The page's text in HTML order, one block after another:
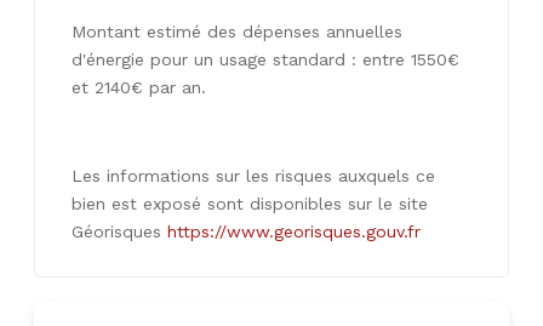
Montant estimé des dépenses annuelles
d'énergie pour un usage standard : entre 1550€
et 2140€ par an.
Les informations sur les risques auxquels ce
bien est exposé sont disponibles sur le site
Géorisques https://www.georisques.gouv.fr